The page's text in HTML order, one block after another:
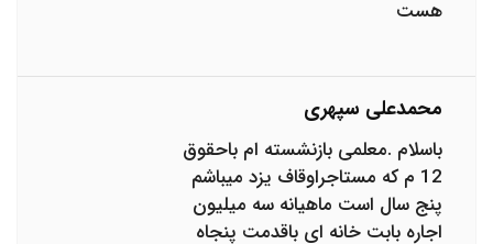
هست
محمدعلی سپهری
باسلام .معلمی بازنشسته ام باحقوق
12 م که مستاجراوقاف یزد میباشم
پنج سال است ماهیانه سه میلیون
اجاره بابت خانه ای باقدمت پنجاه